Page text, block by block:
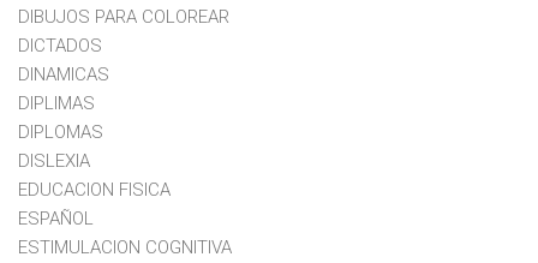
DIBUJOS PARA COLOREAR
DICTADOS
DINAMICAS
DIPLIMAS
DIPLOMAS
DISLEXIA
EDUCACION FISICA
ESPAÑOL
ESTIMULACION COGNITIVA